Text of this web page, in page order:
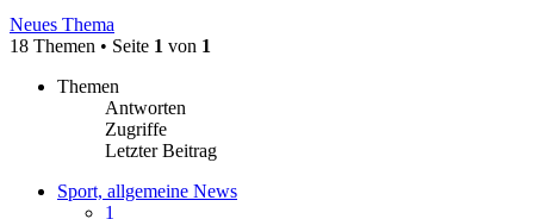
Neues Thema
18 Themen • Seite 1 von 1
Themen
Antworten
Zugriffe
Letzter Beitrag
Sport, allgemeine News
1